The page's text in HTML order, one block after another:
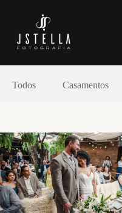
Todos Casamentos